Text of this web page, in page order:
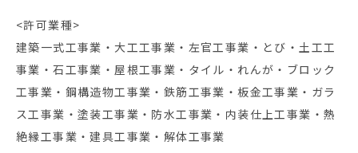
<許可業種>
建築一式工事業・大工工事業・左官工事業・とび・土工工
事業・石工事業・屋根工事業・タイル・れんが・ブロック
工事業・鋼構造物工事業・鉄筋工事業・板金工事業・ガラ
ス工事業・塗装工事業・防水工事業・内装仕上工事業・熱
絶縁工事業・建具工事業・解体工事業